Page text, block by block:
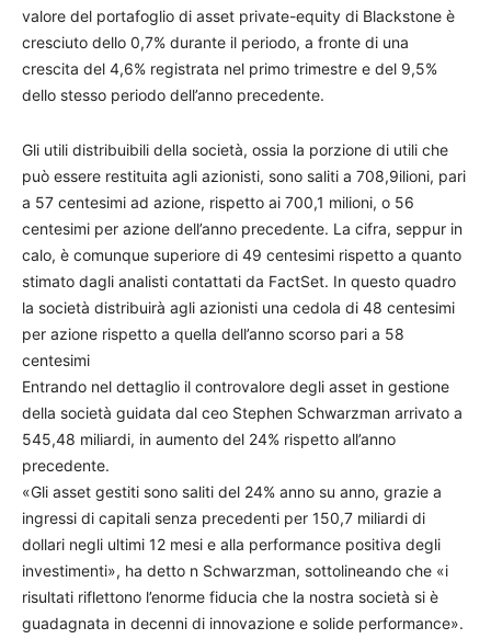
valore del portafoglio di asset private-equity di Blackstone è
cresciuto dello 0,7% durante il periodo, a fronte di una
crescita del 4,6% registrata nel primo trimestre e del 9,5%
dello stesso periodo dell’anno precedente.
Gli utili distribuibili della società, ossia la porzione di utili che
può essere restituita agli azionisti, sono saliti a 708,9ilioni, pari
a 57 centesimi ad azione, rispetto ai 700,1 milioni, o 56
centesimi per azione dell’anno precedente. La cifra, seppur in
calo, è comunque superiore di 49 centesimi rispetto a quanto
stimato dagli analisti contattati da FactSet. In questo quadro
la società distribuirà agli azionisti una cedola di 48 centesimi
per azione rispetto a quella dell’anno scorso pari a 58
centesimi
Entrando nel dettaglio il controvalore degli asset in gestione
della società guidata dal ceo Stephen Schwarzman arrivato a
545,48 miliardi, in aumento del 24% rispetto all’anno
precedente.
«Gli asset gestiti sono saliti del 24% anno su anno, grazie a
ingressi di capitali senza precedenti per 150,7 miliardi di
dollari negli ultimi 12 mesi e alla performance positiva degli
investimenti», ha detto n Schwarzman, sottolineando che «i
risultati riflettono l’enorme fiducia che la nostra società si è
guadagnata in decenni di innovazione e solide performance».